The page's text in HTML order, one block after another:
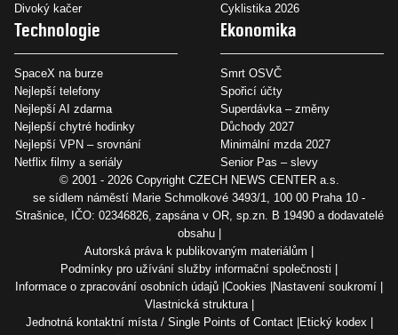
Divoký kačer
Cyklistika 2026
Technologie
SpaceX na burze
Nejlepší telefony
Nejlepší AI zdarma
Nejlepší chytré hodinky
Nejlepší VPN – srovnání
Netflix filmy a seriály
Ekonomika
Smrt OSVČ
Spořicí účty
Superdávka – změny
Důchody 2027
Minimální mzda 2027
Senior Pas – slevy
© 2001 - 2026 Copyright CZECH NEWS CENTER a.s.
se sídlem náměstí Marie Schmolkové 3493/1, 100 00 Praha 10 -
Strašnice, IČO: 02346826, zapsána v OR, sp.zn. B 19490 a dodavatelé
obsahu
Autorská práva k publikovaným materiálům
Podmínky pro užívání služby informační společnosti
Informace o zpracování osobních údajů Cookies Nastavení soukromí
Vlastnická struktura
Jednotná kontaktní místa / Single Points of Contact Etický kodex